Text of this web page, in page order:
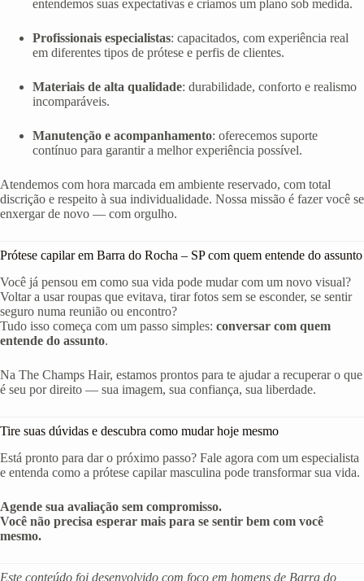
entendemos suas expectativas e criamos um plano sob medida.
Profissionais especialistas: capacitados, com experiência real
em diferentes tipos de prótese e perfis de clientes.
Materiais de alta qualidade: durabilidade, conforto e realismo
incomparáveis.
Manutenção e acompanhamento: oferecemos suporte
contínuo para garantir a melhor experiência possível.
Atendemos com hora marcada em ambiente reservado, com total
discrição e respeito à sua individualidade. Nossa missão é fazer você se
enxergar de novo — com orgulho.
Prótese capilar em Barra do Rocha – SP com quem entende do assunto
Você já pensou em como sua vida pode mudar com um novo visual?
Voltar a usar roupas que evitava, tirar fotos sem se esconder, se sentir
seguro numa reunião ou encontro?
Tudo isso começa com um passo simples: conversar com quem
entende do assunto.
Na The Champs Hair, estamos prontos para te ajudar a recuperar o que
é seu por direito — sua imagem, sua confiança, sua liberdade.
Tire suas dúvidas e descubra como mudar hoje mesmo
Está pronto para dar o próximo passo? Fale agora com um especialista
e entenda como a prótese capilar masculina pode transformar sua vida.
Agende sua avaliação sem compromisso.
Você não precisa esperar mais para se sentir bem com você
mesmo.
Este conteúdo foi desenvolvido com foco em homens de Barra do